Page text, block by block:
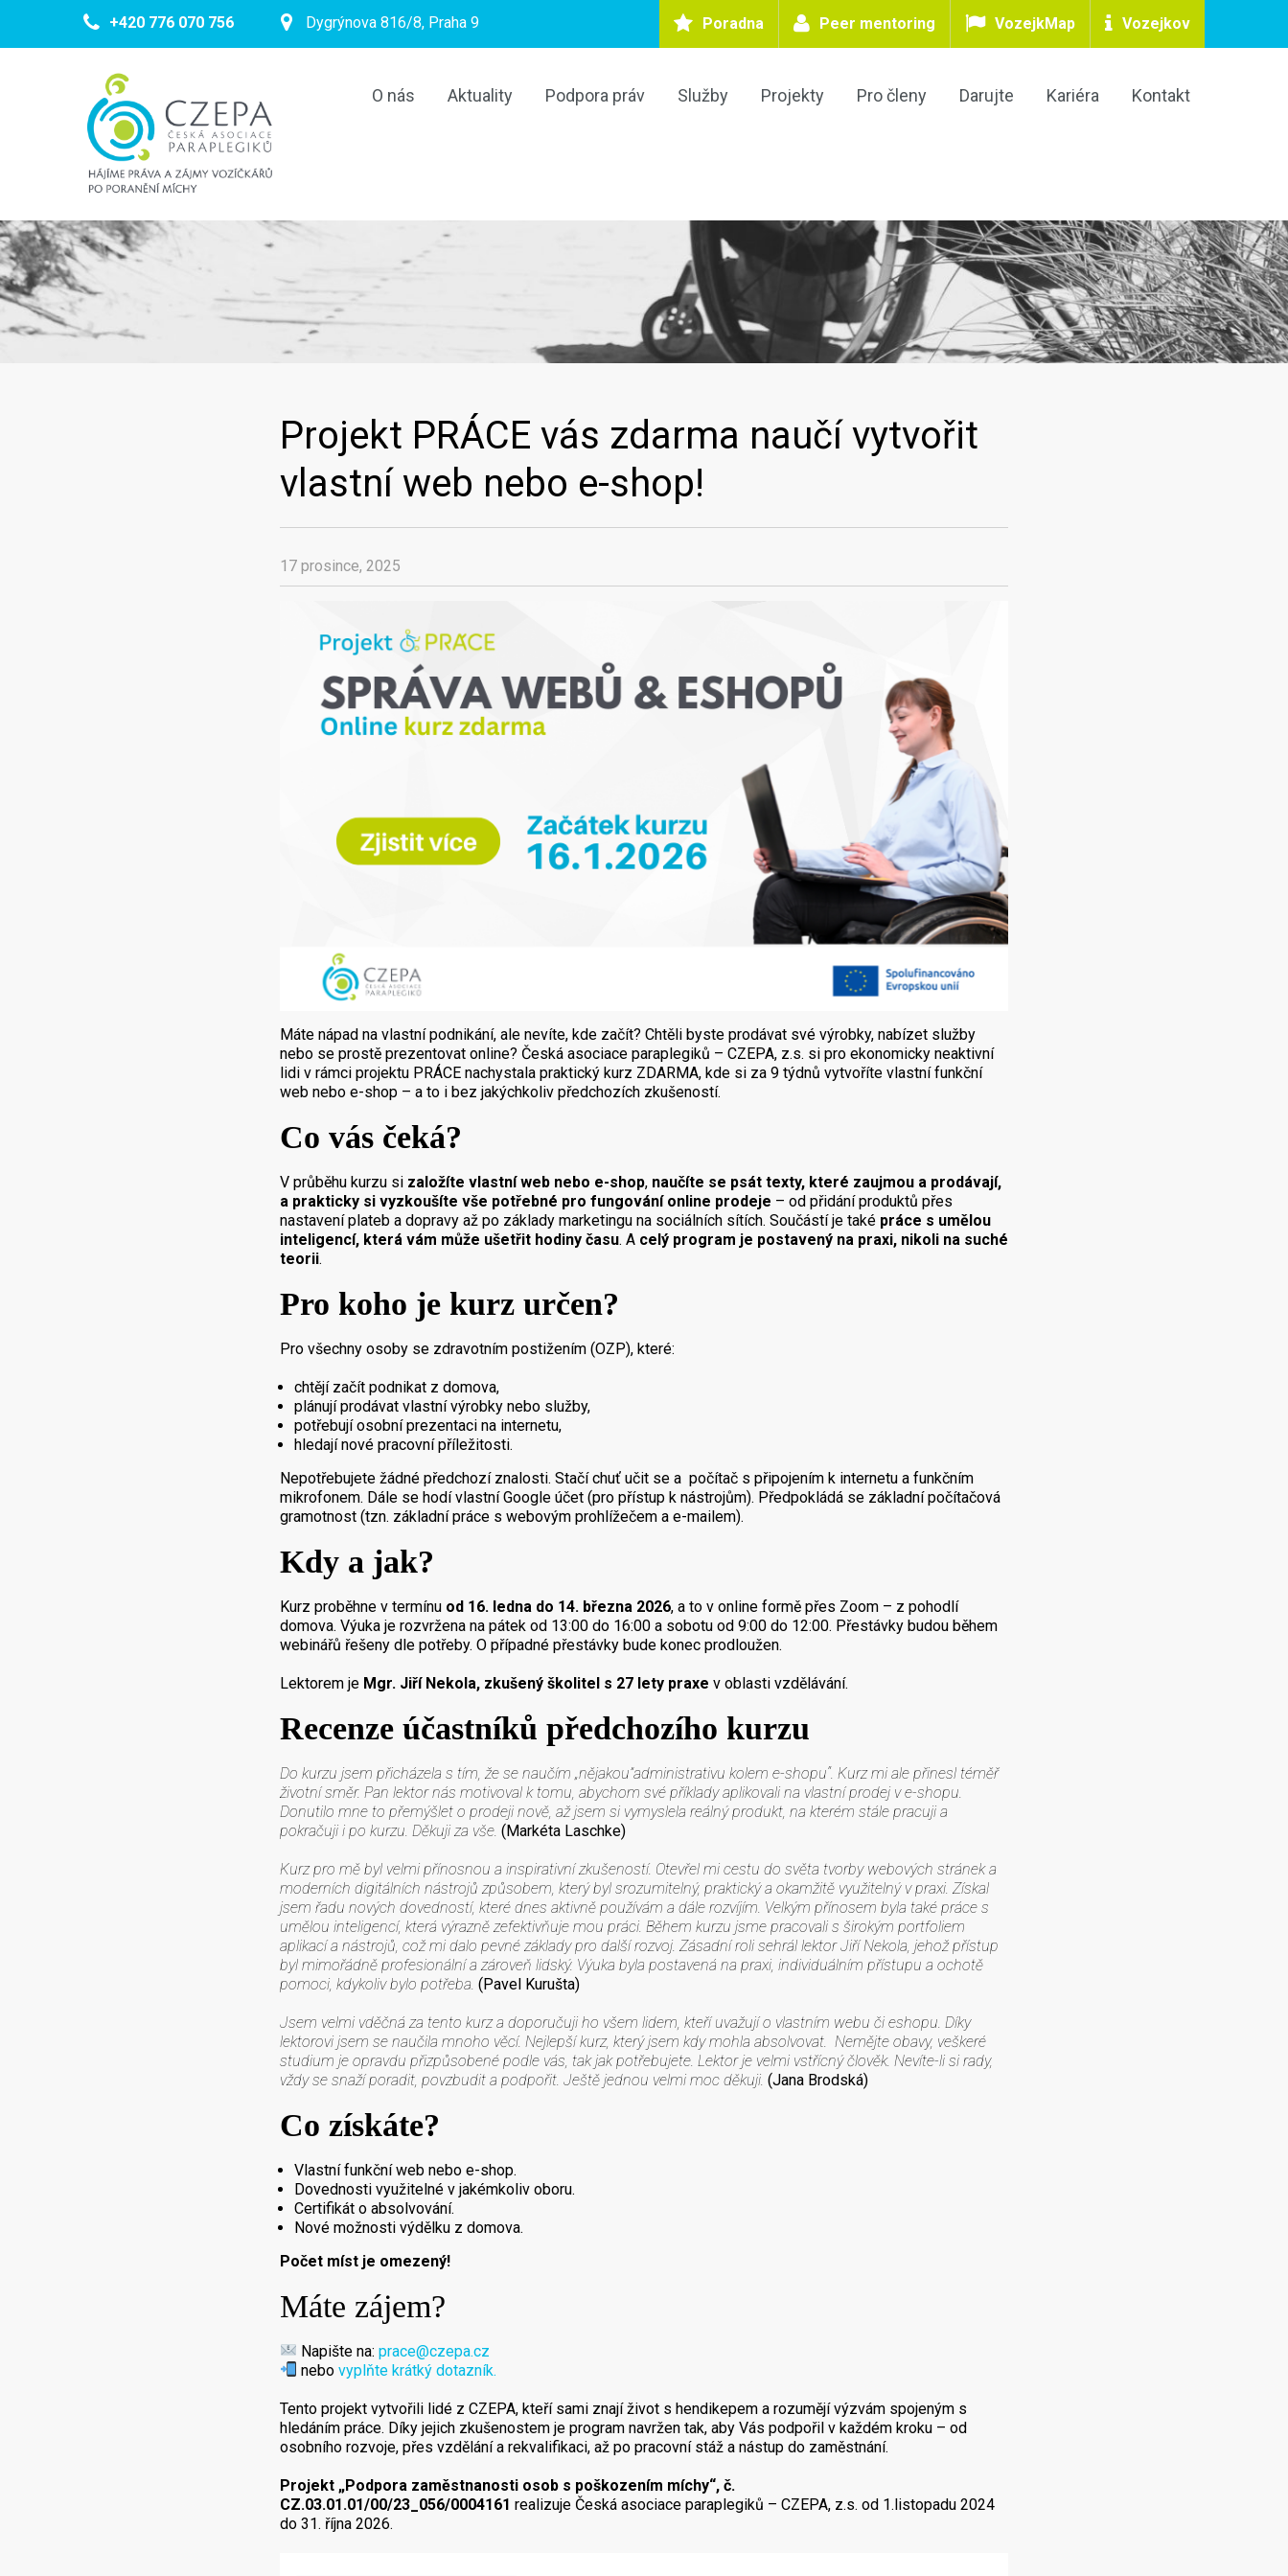
+420 776 070 756 Dygrýnova 816/8, Praha 9 Poradna Peer mentoring VozejkMap Vozejkov
O nás Aktuality Podpora práv Služby Projekty Pro členy Darujte Kariéra Kontakt
Projekt PRÁCE vás zdarma naučí vytvořit
vlastní web nebo e-shop!
17 prosince, 2025
Máte nápad na vlastní podnikání, ale nevíte, kde začít? Chtěli byste prodávat své výrobky, nabízet služby
nebo se prostě prezentovat online? Česká asociace paraplegiků – CZEPA, z.s. si pro ekonomicky neaktivní
lidi v rámci projektu PRÁCE nachystala praktický kurz ZDARMA, kde si za 9 týdnů vytvoříte vlastní funkční
web nebo e-shop – a to i bez jakýchkoliv předchozích zkušeností.
Co vás čeká?
V průběhu kurzu si založíte vlastní web nebo e-shop, naučíte se psát texty, které zaujmou a prodávají,
a prakticky si vyzkoušíte vše potřebné pro fungování online prodeje – od přidání produktů přes
nastavení plateb a dopravy až po základy marketingu na sociálních sítích. Součástí je také práce s umělou
inteligencí, která vám může ušetřit hodiny času. A celý program je postavený na praxi, nikoli na suché
teorii.
Pro koho je kurz určen?
Pro všechny osoby se zdravotním postižením (OZP), které:
chtějí začít podnikat z domova,
plánují prodávat vlastní výrobky nebo služby,
potřebují osobní prezentaci na internetu,
hledají nové pracovní příležitosti.
Nepotřebujete žádné předchozí znalosti. Stačí chuť učit se a počítač s připojením k internetu a funkčním
mikrofonem. Dále se hodí vlastní Google účet (pro přístup k nástrojům). Předpokládá se základní počítačová
gramotnost (tzn. základní práce s webovým prohlížečem a e-mailem).
Kdy a jak?
Kurz proběhne v termínu od 16. ledna do 14. března 2026, a to v online formě přes Zoom – z pohodlí
domova. Výuka je rozvržena na pátek od 13:00 do 16:00 a sobotu od 9:00 do 12:00. Přestávky budou během
webinářů řešeny dle potřeby. O případné přestávky bude konec prodloužen.
Lektorem je Mgr. Jiří Nekola, zkušený školitel s 27 lety praxe v oblasti vzdělávání.
Recenze účastníků předchozího kurzu
Do kurzu jsem přicházela s tím, že se naučím „nějakou”administrativu kolem e-shopu“. Kurz mi ale přinesl téměř
životní směr. Pan lektor nás motivoval k tomu, abychom své příklady aplikovali na vlastní prodej v e-shopu.
Donutilo mne to přemýšlet o prodeji nově, až jsem si vymyslela reálný produkt, na kterém stále pracuji a
pokračuji i po kurzu. Děkuji za vše. (Markéta Laschke)
Kurz pro mě byl velmi přínosnou a inspirativní zkušeností. Otevřel mi cestu do světa tvorby webových stránek a
moderních digitálních nástrojů způsobem, který byl srozumitelný, praktický a okamžitě využitelný v praxi. Získal
jsem řadu nových dovedností, které dnes aktivně používám a dále rozvíjím. Velkým přínosem byla také práce s
umělou inteligencí, která výrazně zefektivňuje mou práci. Během kurzu jsme pracovali s širokým portfoliem
aplikací a nástrojů, což mi dalo pevné základy pro další rozvoj. Zásadní roli sehrál lektor Jiří Nekola, jehož přístup
byl mimořádně profesionální a zároveň lidský. Výuka byla postavená na praxi, individuálním přístupu a ochotě
pomoci, kdykoliv bylo potřeba. (Pavel Kurušta)
Jsem velmi vděčná za tento kurz a doporučuji ho všem lidem, kteří uvažují o vlastním webu či eshopu. Díky
lektorovi jsem se naučila mnoho věcí. Nejlepší kurz, který jsem kdy mohla absolvovat. Nemějte obavy, veškeré
studium je opravdu přizpůsobené podle vás, tak jak potřebujete. Lektor je velmi vstřícný člověk. Nevíte-li si rady,
vždy se snaží poradit, povzbudit a podpořit. Ještě jednou velmi moc děkuji. (Jana Brodská)
Co získáte?
Vlastní funkční web nebo e-shop.
Dovednosti využitelné v jakémkoliv oboru.
Certifikát o absolvování.
Nové možnosti výdělku z domova.
Počet míst je omezený!
Máte zájem?
Napište na:prace@czepa.cz
nebovyplňte krátký dotazník.
Tento projekt vytvořili lidé z CZEPA, kteří sami znají život s hendikepem a rozumějí výzvám spojeným s
hledáním práce. Díky jejich zkušenostem je program navržen tak, aby Vás podpořil v každém kroku – od
osobního rozvoje, přes vzdělání a rekvalifikaci, až po pracovní stáž a nástup do zaměstnání.
Projekt „Podpora zaměstnanosti osob s poškozením míchy“, č.
CZ.03.01.01/00/23_056/0004161 realizuje Česká asociace paraplegiků – CZEPA, z.s. od 1.listopadu 2024
do 31. října 2026.